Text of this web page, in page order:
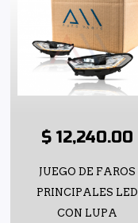
$ 12,240.00
JUEGO DE FAROS
PRINCIPALES LED
CON LUPA